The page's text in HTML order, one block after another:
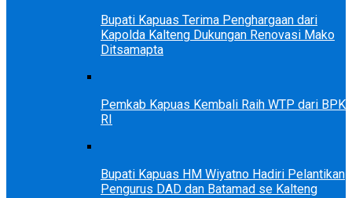
Bupati Kapuas Terima Penghargaan dari
Kapolda Kalteng Dukungan Renovasi Mako
Ditsamapta
Pemkab Kapuas Kembali Raih WTP dari BPK
RI
Bupati Kapuas HM Wiyatno Hadiri Pelantikan
Pengurus DAD dan Batamad se Kalteng